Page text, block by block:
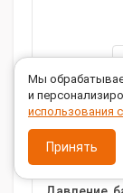
Мощность,
Мы
и
использования
Принять